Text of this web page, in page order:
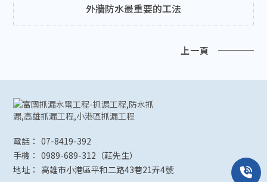
外牆防水最重要的工法
上一頁
07-8419-392
0989-689-312
高雄市小港區平和二路43巷21弄4號